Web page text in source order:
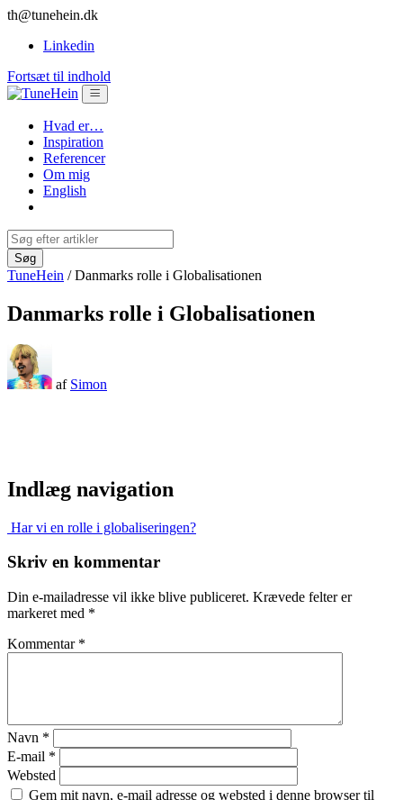
th@tunehein.dk
Linkedin
Fortsæt til indhold
Hvad er…
Inspiration
Referencer
Om mig
English
TuneHein /Danmarks rolle i Globalisationen
Danmarks rolle i Globalisationen
af Simon
Indlæg navigation
Har vi en rolle i globaliseringen?
Skriv en kommentar
Din e-mailadresse vil ikke blive publiceret. Krævede felter er
markeret med *
Kommentar *
Navn *
E-mail *
Websted
Gem mit navn, e-mail adresse og websted i denne browser til